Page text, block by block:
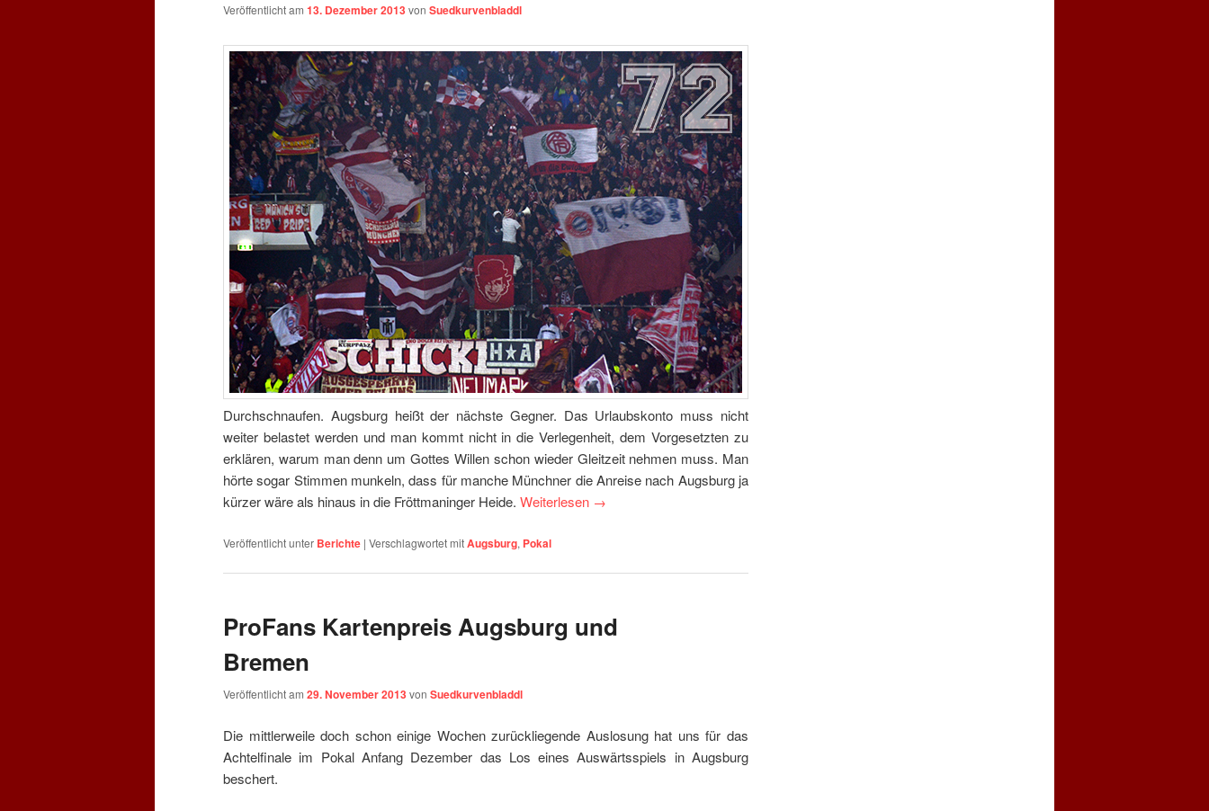
Veröffentlicht am 13. Dezember 2013von Suedkurvenbladdl
Durchschnaufen. Augsburg heißt der nächste Gegner. Das Urlaubskonto muss nicht
weiter belastet werden und man kommt nicht in die Verlegenheit, dem Vorgesetzten zu
erklären, warum man denn um Gottes Willen schon wieder Gleitzeit nehmen muss. Man
hörte sogar Stimmen munkeln, dass für manche Münchner die Anreise nach Augsburg ja
kürzer wäre als hinaus in die Fröttmaninger Heide. Weiterlesen →
Veröffentlicht unter Berichte | Verschlagwortet mitAugsburg, Pokal
ProFans Kartenpreis Augsburg und
Bremen
Veröffentlicht am 29. November 2013von Suedkurvenbladdl
Die mittlerweile doch schon einige Wochen zurückliegende Auslosung hat uns für das
Achtelfinale im Pokal Anfang Dezember das Los eines Auswärtsspiels in Augsburg
beschert.